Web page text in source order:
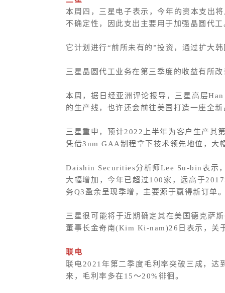
本周四，三星电子表示，今年的资本支出
不确定性，因此支出主要用于加强晶圆代工
它计划进行“前所未有的”投资，通过扩大
三星晶圆代工业务在第三季度的收益有所
本周，据日经亚洲评论报导，三星高层
的生产线，也许还会前往美国打造一座全
三星重申，预计2022上半年为客户生产其
凭借3nm GAA制程拿下技术领先地位，大
Daishin Securities分析师Lee Su-bin表示
大幅增加，今年已超过100家，远高于
务Q3盈余呈现季增，主要源于赢得新订单
三星很可能将于近期确定其在美国德克萨
董事长金奇南(Kim Ki-nam)26日表示，关
联电
联电2021年第二季度毛利率突破三成，
来，毛利率多在15～20%徘徊。